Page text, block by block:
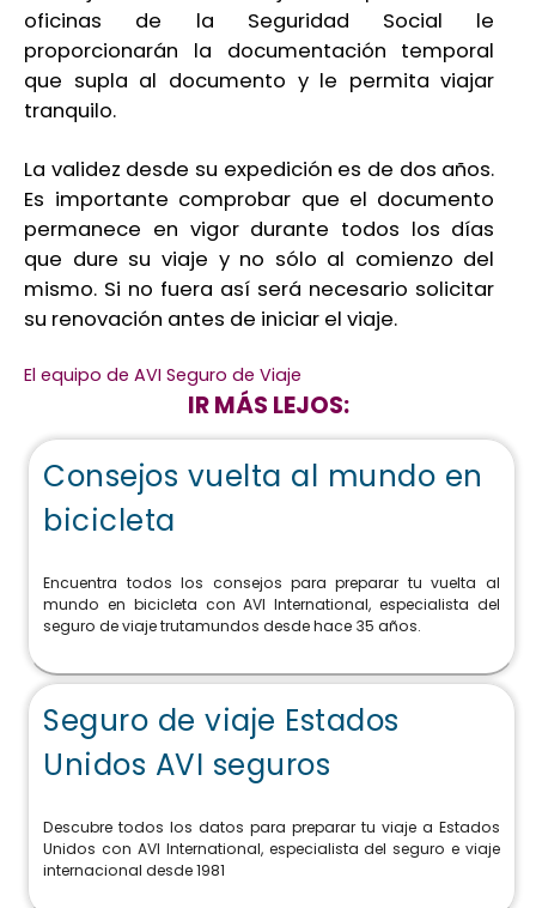
oficinas de la Seguridad Social le
proporcionarán la documentación temporal
que supla al documento y le permita viajar
tranquilo.
La validez desde su expedición es de dos años.
Es importante comprobar que el documento
permanece en vigor durante todos los días
que dure su viaje y no sólo al comienzo del
mismo. Si no fuera así será necesario solicitar
su renovación antes de iniciar el viaje.
El equipo de AVI Seguro de Viaje
IR MÁS LEJOS:
Consejos vuelta al mundo en
bicicleta
Encuentra todos los consejos para preparar tu vuelta al
mundo en bicicleta con AVI International, especialista del
seguro de viaje trutamundos desde hace 35 años.
Seguro de viaje Estados
Unidos AVI seguros
Descubre todos los datos para preparar tu viaje a Estados
Unidos con AVI International, especialista del seguro e viaje
internacional desde 1981